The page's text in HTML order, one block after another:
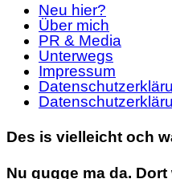
Neu hier?
Über mich
PR & Media
Unterwegs
Impressum
Des is vielleicht och
Nu gugge ma da. Dort